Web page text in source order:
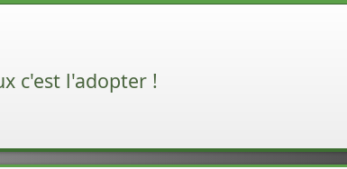
c'est l'adopter !